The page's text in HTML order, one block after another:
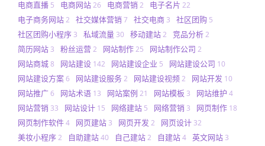
电商直播 5 电商网站26 电商营销 2 电子名片 22
电子商务网站2 社交媒体营销 7 社交电商 3 社区团购 5
社区团购小程序 3 私域流量 30 移动建站2 竞品分析2
简历网站 3 粉丝运营2 网站制作25 网站制作公司 2
网站商城8 网站建设 142 网站建设企业 5 网站建设公司 10
网站建设方案6 网站建设服务2 网站建设视频2 网站开发 10
网站推广6 网站术语 13 网站案例 21 网站模板 3 网站维护 4
网站营销 33 网站设计 15 网络建站 5 网络营销 3 网页制作 18
网页制作软件4 网页建站 3 网页开发 2 网页设计 32
美妆小程序2 自助建站40 自己建站2 自建站4 英文网站 3